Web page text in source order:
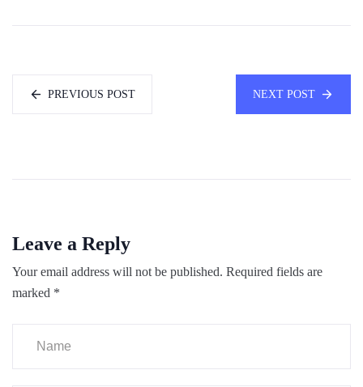
PREVIOUS POST NEXT POST
Leave a Reply
Your email address will not be published. Required fields are
marked *